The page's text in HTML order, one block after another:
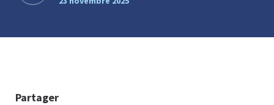
Partager